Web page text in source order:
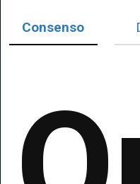
Consenso